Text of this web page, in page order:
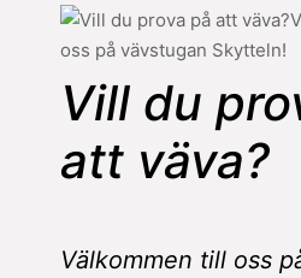
Vill du
att väva?
Välkommen till oss